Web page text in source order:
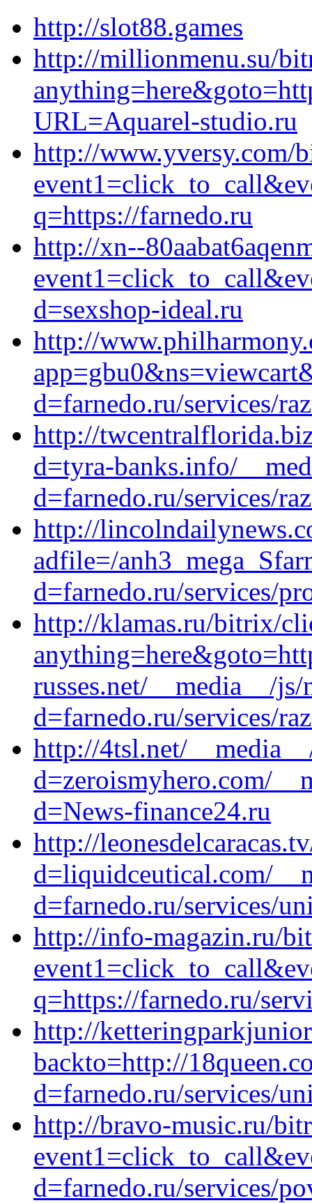
http://slot88.games
http://millionmenu.su/
URL=Aquarel-studio.ru
http://www.yversy.com/
q=https://farnedo.ru
http://xn--
d=sexshop-ideal.ru
http://
d=farnedo.ru/services/
http://
d=tyra-banks.info/
d=farnedo.ru/services/
http://
adfile=/
d=farnedo.ru/services/
http://klamas.ru/bitrix/
russes.net/__media__/
d=farnedo.ru/services/
http://4tsl.net/
d=zeroismyhero.com/
d=News-finance24.ru
http://
d=liquidceutical.com/
d=farnedo.ru/services/
http://info-magazin.ru/
q=https://farnedo.ru/
http://
backto=http://
d=farnedo.ru/services/
http://bravo-music.ru/
d=farnedo.ru/services/